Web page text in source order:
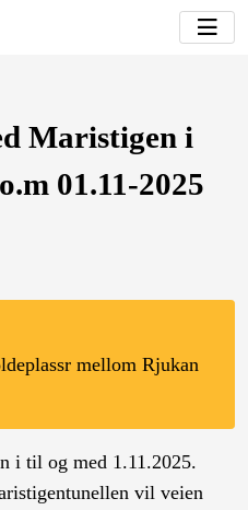
Maristigen i
01.11-2025
mellom Rjukan
i til og med 1.11.2025.
vil veien